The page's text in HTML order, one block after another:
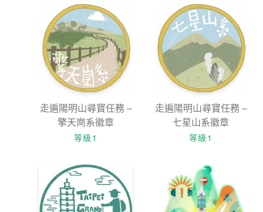
走遍陽明山尋寶任務 –
擎天崗系徽章
等級1
走遍陽明山尋寶任務 –
七星山系徽章
等級1